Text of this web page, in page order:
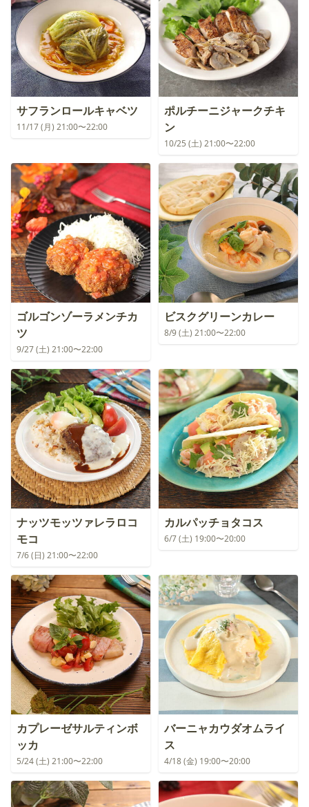
サフランロールキャベツ
11/17 (月) 21:00〜22:00
ポルチーニジャークチキ
ン
10/25 (土) 21:00〜22:00
ゴルゴンゾーラメンチカ
ツ
9/27 (土) 21:00〜22:00
ビスクグリーンカレー
8/9 (土) 21:00〜22:00
ナッツモッツァレラロコ
モコ
7/6 (日) 21:00〜22:00
カルパッチョタコス
6/7 (土) 19:00〜20:00
カプレーゼサルティンボ
ッカ
5/24 (土) 21:00〜22:00
バーニャカウダオムライ
ス
4/18 (金) 19:00〜20:00